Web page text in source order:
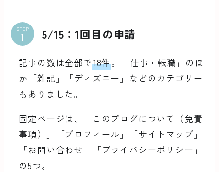
STEP 5/15：1回目の申請
記事の数は全部で18件。「仕事・転職」のほ
か「雑記」「ディズニー」などのカテゴリー
もありました。
固定ページは、「このブログについて（免責
事項）」「プロフィール」「サイトマップ」
「お問い合わせ」「プライバシーポリシー」
の5つ。